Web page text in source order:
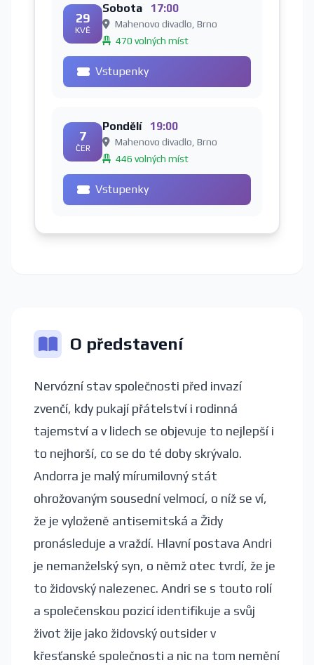
29
KVĚ
Sobota 17:00
Mahenovo divadlo, Brno
470 volných míst
Vstupenky
7
ČER
Pondělí 19:00
Mahenovo divadlo, Brno
446 volných míst
Vstupenky
O představení
Nervózní stav společnosti před invazí
zvenčí, kdy pukají přátelství i rodinná
tajemství a v lidech se objevuje to nejlepší i
to nejhorší, co se do té doby skrývalo.
Andorra je malý mírumilovný stát
ohrožovaným sousední velmocí, o níž se ví,
že je vyloženě antisemitská a Židy
pronásleduje a vraždí. Hlavní postava Andri
je nemanželský syn, o němž otec tvrdí, že je
to židovský nalezenec. Andri se s touto rolí
a společenskou pozicí identifikuje a svůj
život žije jako židovský outsider v
křesťanské společnosti a nic na tom nemění